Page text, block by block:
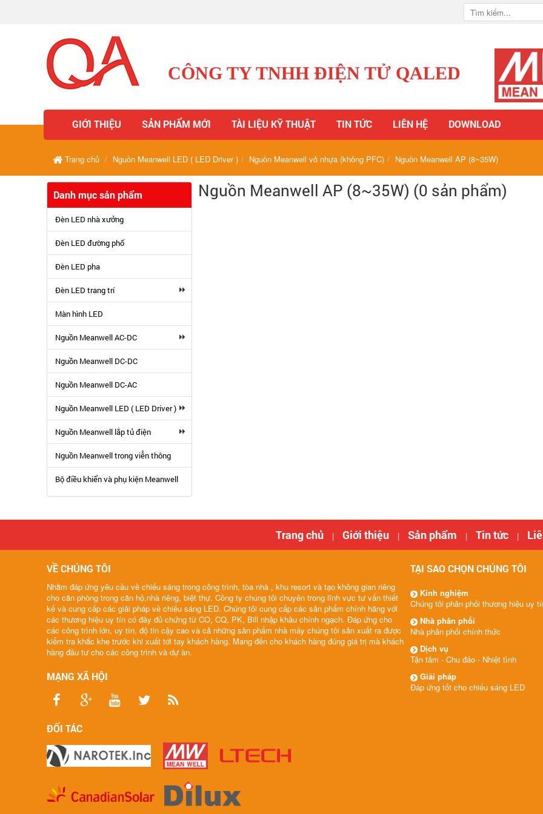
CÔNG TY TNHH ĐIỆN TỬ QALED
GIỚI THIỆU SẢN PHẨM MỚI TÀI LIỆU KỸ THUẬT TIN TỨC LIÊN HỆ DOWNLOAD
Trang chủ Nguồn Meanwell LED ( LED Driver ) Nguồn Meanwell vỏ nhựa (không PFC) Nguồn Meanwell AP (8~35W)
Nguồn Meanwell AP (8~35W) (0 sản phẩm)
Danh mục sản phẩm
Đèn LED nhà xưởng
Đèn LED đường phố
Đèn LED pha
Đèn LED trang trí
Màn hình LED
Nguồn Meanwell AC-DC
Nguồn Meanwell DC-DC
Nguồn Meanwell DC-AC
Nguồn Meanwell LED ( LED Driver )
Nguồn Meanwell lắp tủ điện
Nguồn Meanwell trong viễn thông
Bộ điều khiển và phụ kiện Meanwell
Trang chủ | Giới thiệu | Sản phẩm | Tin tức |
VỀ CHÚNG TÔI
Nhằm đáp ứng yêu cầu về chiếu sáng trong công trình, tòa nhà , khu resort và tạo không gian riêng
cho căn phòng trong căn hộ,nhà riêng, biệt thự. Công ty chúng tôi chuyên trong lĩnh vực tư vấn thiết
kế và cung cấp các giải pháp về chiếu sáng LED. Chúng tôi cung cấp các sản phẩm chính hãng với
các thương hiệu uy tín có đầy đủ chứng từ CO, CQ, PK, Bill nhập khầu chính ngạch. Đáp ứng cho
các công trình lớn, uy tín, độ tin cậy cao và cả những sản phẩm nhà máy chúng tôi sản xuất ra được
kiểm tra khắc khe trước khi xuất tới tay khách hàng. Mang đến cho khách hàng đúng giá trị mà khách
hàng đầu tư cho các công trình và dự àn.
MẠNG XÃ HỘI
ĐỐI TÁC
TẠI SAO CHỌN CHÚNG TÔI
Kinh nghiệm
Chúng tôi phân phối thương hiệu uy
Nhà phân phối
Nhà phân phối chính thức
Dịch vụ
Tận tâm - Chu đáo - Nhiệt tình
Giải pháp
Đáp ứng tốt cho chiếu sáng LED